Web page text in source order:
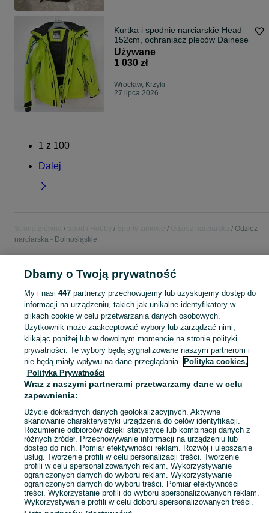
Kurtka i spodnie narciarskie Head
152cm, ochraniacz pleców Dainese
Używane
1 030 zł
Wrocław, Krzyki
27 lipca 2026
1 z 100
Dalej
Odzież
narciarska - Dolnośląskie
POLSKA » DOLNOŚLĄSKIE
KATEGORIA
Zobacz
Mapa kategorii
Mapa miejscowości
Mapa ministron
Popularne wyszukiwania
Dbamy o Twoją prywatność
My i nasi 447partnerzy przechowujemy lub uzyskujemy dostęp do
informacji na urządzeniu, takich jak unikalne identyfikatory w
plikach cookie w celu przetwarzania danych osobowych.
Użytkownik może zaakceptować wybory lub zarządzać nimi,
klikając poniżej lub w dowolnym momencie na stronie polityki
prywatności. Te wybory będą sygnalizowane naszym partnerom i
nie będą miały wpływu na dane przeglądania. Polityka cookies,
Polityka Prywatności
Wraz z naszymi partnerami przetwarzamy dane w celu
zapewnienia:
Użycie dokładnych danych geolokalizacyjnych. Aktywne
skanowanie charakterystyki urządzenia do celów identyfikacji.
Rozumienie odbiorców dzięki statystyce lub kombinacji danych z
różnych źródeł. Przechowywanie informacji na urządzeniu lub
dostęp do nich. Pomiar efektywności reklam. Rozwój i ulepszanie
usług. Tworzenie profili w celu personalizacji treści. Tworzenie
profili w celu spersonalizowanych reklam. Wykorzystywanie
ograniczonych danych do wyboru reklam. Wykorzystywanie
ograniczonych danych do wyboru treści. Pomiar efektywności
treści. Wykorzystanie profili do wyboru spersonalizowanych reklam.
Wykorzystywanie profili w celu doboru spersonalizowanych treści.